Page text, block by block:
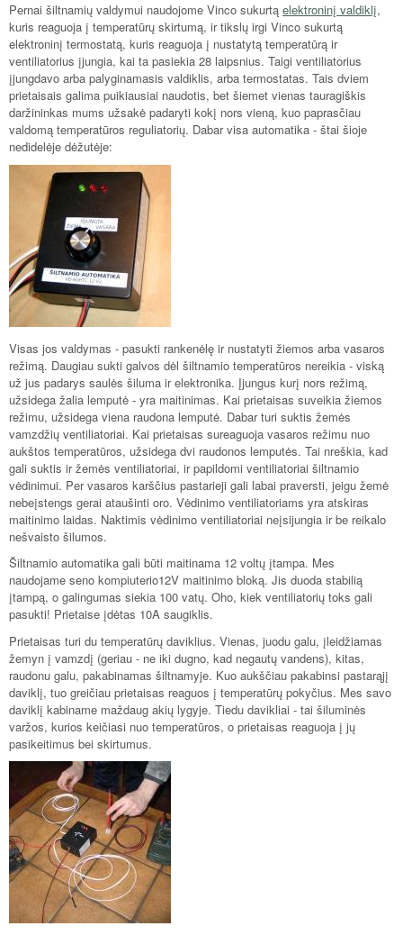
Pernai šiltnamių valdymui naudojome Vinco sukurtą elektroninį valdiklį,
kuris reaguoja į temperatūrų skirtumą, ir tikslų irgi Vinco sukurtą
elektroninį termostatą, kuris reaguoja į nustatytą temperatūrą ir
ventiliatorius įjungia, kai ta pasiekia 28 laipsnius. Taigi ventiliatorius
įjungdavo arba palyginamasis valdiklis, arba termostatas. Tais dviem
prietaisais galima puikiausiai naudotis, bet šiemet vienas tauragiškis
daržininkas mums užsakė padaryti kokį nors vieną, kuo paprasčiau
valdomą temperatūros reguliatorių. Dabar visa automatika - štai šioje
nedidelėje dėžutėje:
Visas jos valdymas - pasukti rankenėlę ir nustatyti žiemos arba vasaros
režimą. Daugiau sukti galvos dėl šiltnamio temperatūros nereikia - viską
už jus padarys saulės šiluma ir elektronika. Įjungus kurį nors režimą,
užsidega žalia lemputė - yra maitinimas. Kai prietaisas suveikia žiemos
režimu, užsidega viena raudona lemputė. Dabar turi suktis žemės
vamzdžių ventiliatoriai. Kai prietaisas sureaguoja vasaros režimu nuo
aukštos temperatūros, užsidega dvi raudonos lemputės. Tai nreškia, kad
gali suktis ir žemės ventiliatoriai, ir papildomi ventiliatoriai šiltnamio
vėdinimui. Per vasaros karščius pastarieji gali labai praversti, jeigu žemė
nebeįstengs gerai ataušinti oro. Vėdinimo ventiliatoriams yra atskiras
maitinimo laidas. Naktimis vėdinimo ventiliatoriai neįsijungia ir be reikalo
nešvaisto šilumos.
Šiltnamio automatika gali būti maitinama 12 voltų įtampa. Mes
naudojame seno kompiuterio12V maitinimo bloką. Jis duoda stabilią
įtampą, o galingumas siekia 100 vatų. Oho, kiek ventiliatorių toks gali
pasukti! Prietaise įdėtas 10A saugiklis.
Prietaisas turi du temperatūrų daviklius. Vienas, juodu galu, įleidžiamas
žemyn į vamzdį (geriau - ne iki dugno, kad negautų vandens), kitas,
raudonu galu, pakabinamas šiltnamyje. Kuo aukščiau pakabinsi pastarąjį
daviklį, tuo greičiau prietaisas reaguos į temperatūrų pokyčius. Mes savo
daviklį kabiname maždaug akių lygyje. Tiedu davikliai - tai šiluminės
varžos, kurios keičiasi nuo temperatūros, o prietaisas reaguoja į jų
pasikeitimus bei skirtumus.